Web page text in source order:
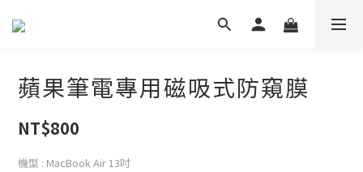
蘋果筆電專用磁吸式防窺膜
NT$800
機型 : MacBook Air 13吋